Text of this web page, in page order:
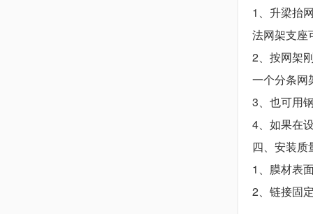
1、升梁抬
法网架支座
2、按网架
一个分条网
3、也可用
4、如果在
四、安装质
1、膜材表
2、链接固